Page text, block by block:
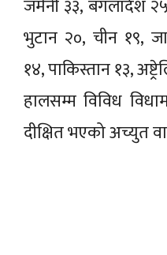
जर्मनी ३३, बंगलादेश
भुटान २०, चीन १९,
१४, पाकिस्तान १३,
हालसम्म विविध
दीक्षित भएको अच्युत